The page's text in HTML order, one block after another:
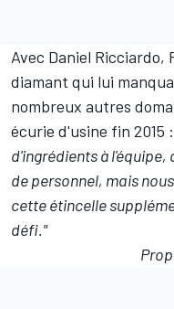
Avec Daniel Ricciardo,
diamant qui lui
nombreux autres
écurie d'usine fin 2015 :
d'ingrédients à
de personnel, mais
cette étincelle
défi."